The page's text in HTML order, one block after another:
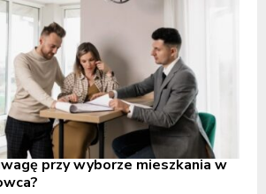
przy wyborze mieszkania w